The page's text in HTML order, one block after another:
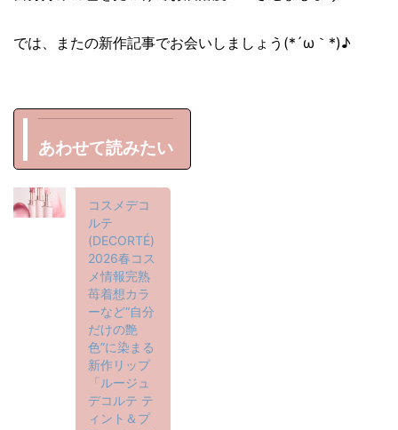
では、またの新作記事でお会いしましょう(*´ω｀*)♪
あわせて読みたい
コスメデコ
ルテ
(DECORTÉ)
2026春コス
メ情報完熟
苺着想カラ
ーなど“自分
だけの艶
色”に染まる
新作リップ
「ルージュ
デコルテ テ
ィント＆プ